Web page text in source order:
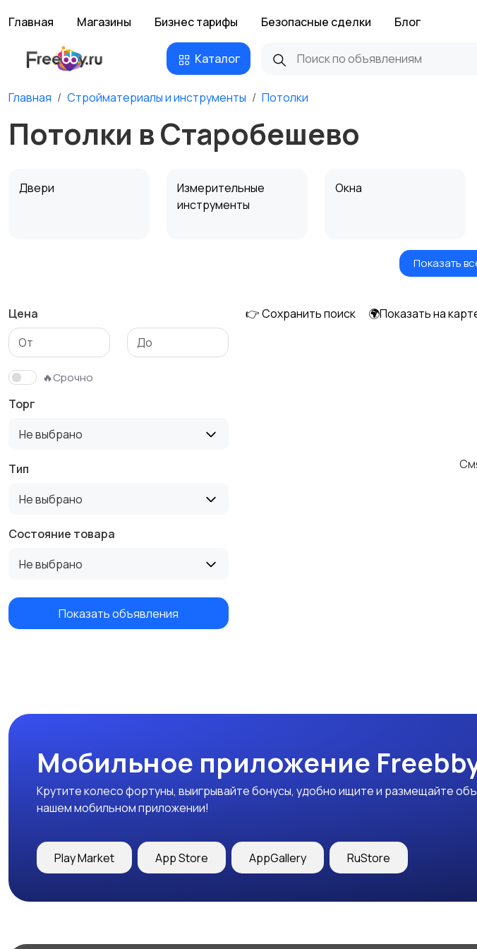
Главная Магазины Бизнес тарифы Безопасные сделки Блог
Каталог
Главная Стройматериалы и инструменты Потолки
Потолки в Старобешево
Двери
Измерительные
инструменты
Окна
Показать
Цена
🔥Срочно
Торг
Не выбрано
Тип
Не выбрано
Состояние товара
Не выбрано
Показать объявления
👉 Сохранить поиск 🌍Показать на
Мобильное приложение
Крутите колесо фортуны, выигрывайте бонусы, удобно ищите и размещайте
нашем мобильном приложении!
Play Market App Store AppGallery RuStore